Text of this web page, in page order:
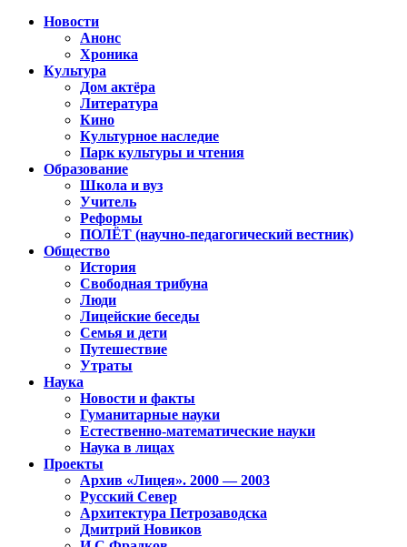
Новости
Анонс
Хроника
Культура
Дом актёра
Литература
Кино
Культурное наследие
Парк культуры и чтения
Образование
Школа и вуз
Учитель
Реформы
ПОЛЁТ (научно-педагогический вестник)
Общество
История
Свободная трибуна
Люди
Лицейские беседы
Семья и дети
Путешествие
Утраты
Наука
Новости и факты
Гуманитарные науки
Естественно-математические науки
Наука в лицах
Проекты
Архив «Лицея». 2000 — 2003
Русский Север
Архитектура Петрозаводска
Дмитрий Новиков